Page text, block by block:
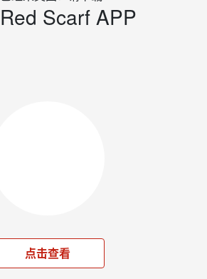
Red Scarf APP
点击查看